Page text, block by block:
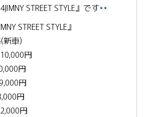
STREET STYLE』です
STREET STYLE』
新車)
円
円
円
円
円